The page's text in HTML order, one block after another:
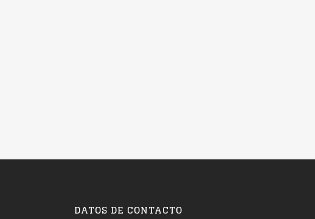
DATOS DE CONTACTO